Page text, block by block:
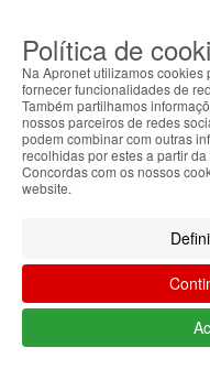
Política de
Na Apronet utilizamos
fornecer funcionalidades de
Também partilhamos
nossos parceiros de redes
podem combinar com outras
recolhidas por estes a partir
Concordas com os nossos
website.